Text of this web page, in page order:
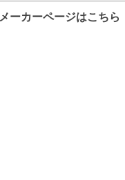
メーカーページはこちら